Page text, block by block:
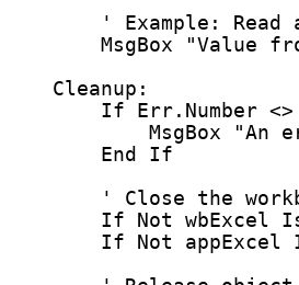
' Example: Read
MsgBox
"Value
Cleanup:
If Err. Number <>
MsgBox
"An
End If
' Close the
If
Not wbExcel
If
Not appExcel